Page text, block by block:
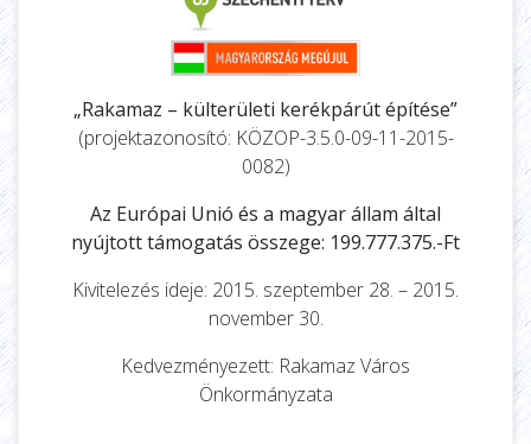
„Rakamaz – külterületi kerékpárút építése”
(projektazonosító: KÖZOP-3.5.0-09-11-2015-
0082)
Az Európai Unió és a magyar állam által
nyújtott támogatás összege: 199.777.375.-Ft
Kivitelezés ideje: 2015. szeptember 28. – 2015.
november 30.
Kedvezményezett: Rakamaz Város
Önkormányzata